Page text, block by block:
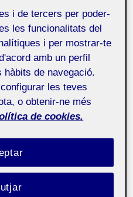
i de tercers per poder-
les funcionalitats del
i per mostrar-te
amb un perfil
hàbits de navegació.
les teves
o obtenir-ne més
de cookies.